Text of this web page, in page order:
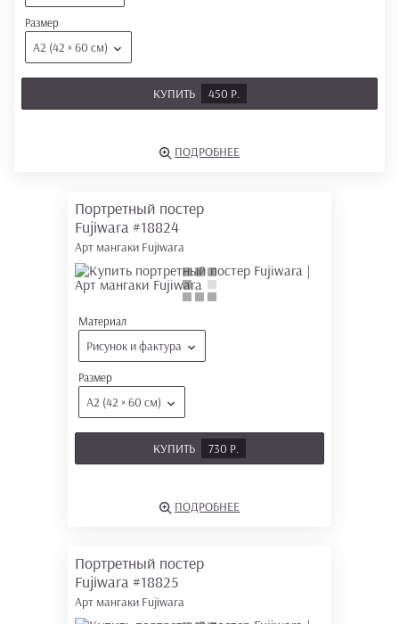
Размер
А2 (42 × 60 см)
КУПИТЬ 450 Р.
ПОДРОБНЕЕ
Портретный постер
Fujiwara #18824
Арт мангаки Fujiwara
Материал
Рисунок и фактура
Размер
А2 (42 × 60 см)
КУПИТЬ 730 Р.
ПОДРОБНЕЕ
Портретный постер
Fujiwara #18825
Арт мангаки Fujiwara